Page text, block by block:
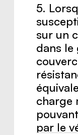
5.
sur un
dans le
charge
par le